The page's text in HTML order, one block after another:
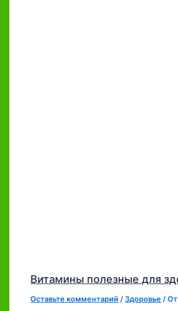
Витамины полезные для
Оставьте комментарий /Здоровье / От